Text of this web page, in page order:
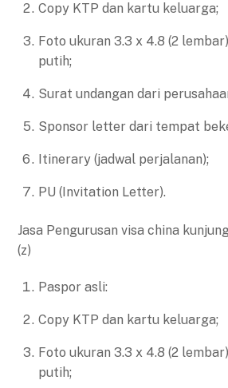
Copy KTP dan kartu keluarga;
Foto ukuran 3.3 x 4.8 (2
putih;
Surat undangan dari
Sponsor letter dari tempat
Itinerary (jadwal perjalanan);
PU (Invitation Letter).
Jasa Pengurusan visa china
(z)
Paspor asli:
Copy KTP dan kartu keluarga;
Foto ukuran 3.3 x 4.8 (2
putih;